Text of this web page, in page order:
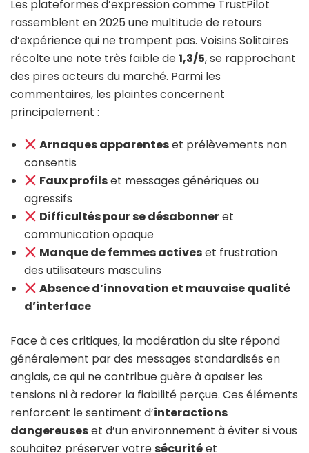
Les plateformes d’expression comme TrustPilot
rassemblent en 2025 une multitude de retours
d’expérience qui ne trompent pas. Voisins Solitaires
récolte une note très faible de1,3/5, se rapprochant
des pires acteurs du marché. Parmi les
commentaires, les plaintes concernent
principalement :
Arnaques apparenteset prélèvements non
consentis
Faux profilset messages génériques ou
agressifs
Difficultés pour se désabonneret
communication opaque
Manque de femmes activeset frustration
des utilisateurs masculins
Absence d’innovation et mauvaise qualité
d’interface
Face à ces critiques, la modération du site répond
généralement par des messages standardisés en
anglais, ce qui ne contribue guère à apaiser les
tensions ni à redorer la fiabilité perçue. Ces éléments
renforcent le sentiment d’interactions
dangereuseset d’un environnement à éviter si vous
souhaitez préserver votresécuritéet